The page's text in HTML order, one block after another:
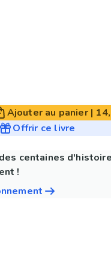
Ajouter au panier|
Offrir ce livre
des centaines
!